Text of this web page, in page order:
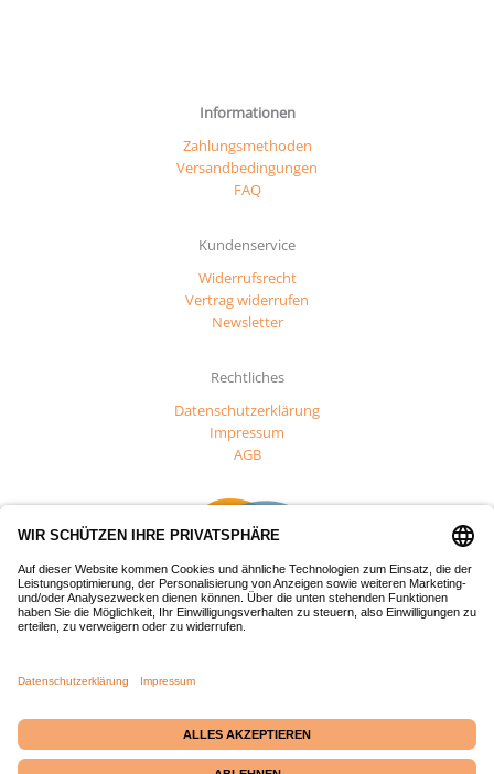
Informationen
Zahlungsmethoden
Versandbedingungen
FAQ
Kundenservice
Widerrufsrecht
Vertrag widerrufen
Newsletter
Rechtliches
Datenschutzerklärung
Impressum
AGB
regionale Entwicklung (EFRE) gefördert.